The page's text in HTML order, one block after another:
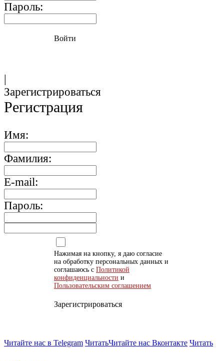
Пароль:
Войти
|
Зарегистрироваться
Регистрация
Имя:
Фамилия:
E-mail:
Пароль:
Нажимая на кнопку, я даю согласие
на обработку персональных данных и
соглашаюсь с Политикой
конфиденциальности и
Пользовательским соглашением
Зарегистрироваться
Читайте нас в Telegram ЧитатьЧитайте нас Вконтакте Читать